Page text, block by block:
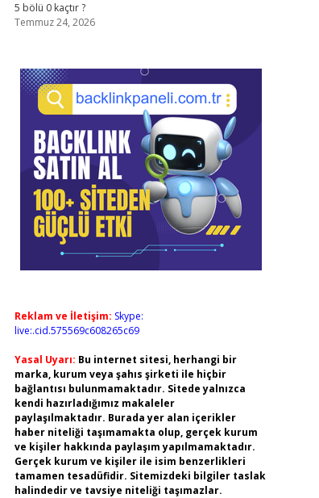
5 bölü 0 kaçtır ?
Temmuz 24, 2026
Reklam ve İletişim: Skype:
live:.cid.575569c608265c69
Yasal Uyarı: Bu internet sitesi, herhangi bir
marka, kurum veya şahıs şirketi ile hiçbir
bağlantısı bulunmamaktadır. Sitede yalnızca
kendi hazırladığımız makaleler
paylaşılmaktadır. Burada yer alan içerikler
haber niteliği taşımamakta olup, gerçek kurum
ve kişiler hakkında paylaşım yapılmamaktadır.
Gerçek kurum ve kişiler ile isim benzerlikleri
tamamen tesadüfidir. Sitemizdeki bilgiler taslak
halindedir ve tavsiye niteliği taşımazlar.